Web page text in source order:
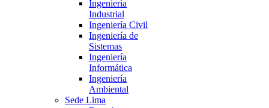
Ingeniería
Industrial
Ingeniería Civil
Ingeniería de
Sistemas
Ingeniería
Informática
Ingeniería
Ambiental
Sede Lima